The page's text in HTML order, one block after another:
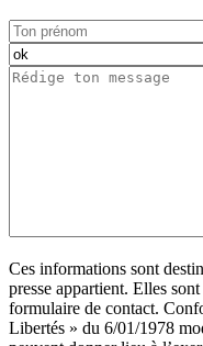
Ces informations sont
presse appartient. Elles
formulaire de contact.
Libertés » du 6/01/1978